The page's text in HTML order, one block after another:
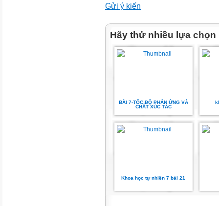
NHÔM CHÁY TRONG
Sodium tác dụng với chlorine
Sắt tác dụng với chlorine
2Na + Cl2
2NaCl
Gửi ý kiến
Hãy thử nhiều lựa chọn
BÀI 7-TỐC ĐỘ PHẢN ỨNG VÀ
CHẤT XÚC TÁC
Khoa học tự nhiên 7 bài 21